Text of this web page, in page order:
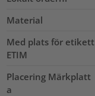
Material
Med plats för etikett
ETIM
Placering Märkplatt
a